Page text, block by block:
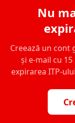
Nu
Creează un
și e-mail cu
expirarea ITP-